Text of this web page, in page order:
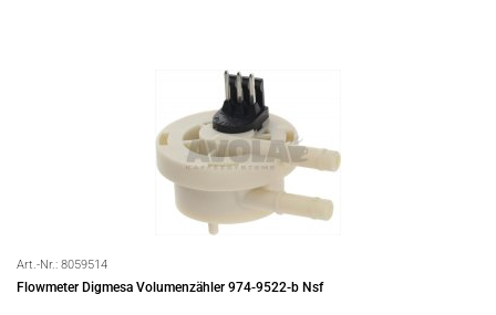
Art.-Nr.: 8059514
Flowmeter Digmesa Volumenzähler 974-9522-b Nsf